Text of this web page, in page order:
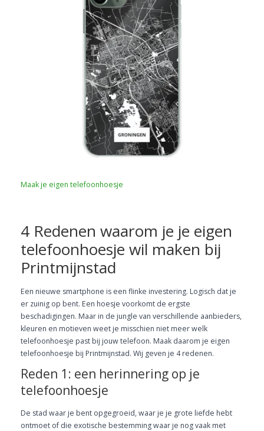
Maak je eigen telefoonhoesje
4 Redenen waarom je je eigen
telefoonhoesje wil maken bij
Printmijnstad
Een nieuwe smartphone is een flinke investering. Logisch dat je
er zuinig op bent. Een hoesje voorkomt de ergste
beschadigingen. Maar in de jungle van verschillende aanbieders,
kleuren en motieven weet je misschien niet meer welk
telefoonhoesje past bij jouw telefoon. Maak daarom je eigen
telefoonhoesje bij Printmijnstad. Wij geven je 4 redenen.
Reden 1: een herinnering op je
telefoonhoesje
De stad waar je bent opgegroeid, waar je je grote liefde hebt
ontmoet of die exotische bestemming waar je nog vaak met